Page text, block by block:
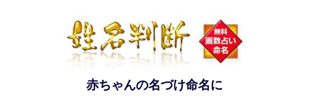
赤ちゃんの名づけ命名に